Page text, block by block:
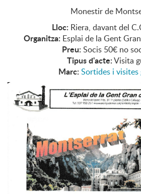
Monestir de
Lloc: Riera, davant del
Organitza: Esplai de la Gent
Preu: Socis 50€ no
Tipus d'acte:Visita
Marc: Sortides i visites